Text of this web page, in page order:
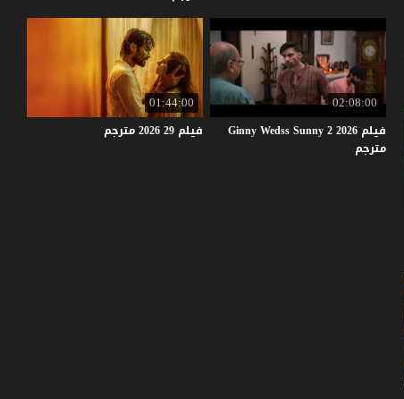
02:08:00
فيلم Ginny Wedss Sunny 2 2026
مترجم
01:44:00
فيلم 29
2026مترجم